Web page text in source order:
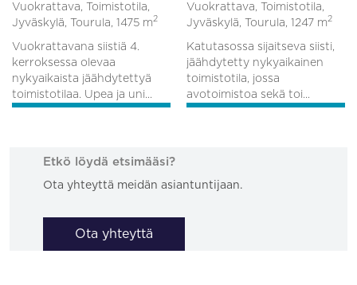
Vuokrattava, Toimistotila,
Jyväskylä, Tourula, 1475 m2
Vuokrattavana siistiä 4.
kerroksessa olevaa
nykyaikaista jäähdytettyä
toimistotilaa. Upea ja uni...
Vuokrattava, Toimistotila,
Jyväskylä, Tourula, 1247 m2
Katutasossa sijaitseva siisti,
jäähdytetty nykyaikainen
toimistotila, jossa
avotoimistoa sekä toi...
Etkö löydä etsimääsi?
Ota yhteyttä meidän asiantuntijaan.
Ota yhteyttä